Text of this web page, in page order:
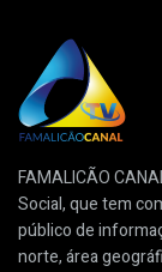
FAMALICÃO
Social, que tem
público de
norte, área